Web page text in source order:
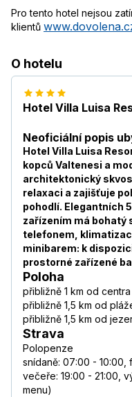
Pro tento hotel nejsou
klientů
O hotelu
Hotel Villa Luisa
Neoficiální popis
Hotel Villa Luisa
kopců Valtenesi a
architektonický
relaxaci a zajišťuje
pohodlí. Elegantních
zařízením má bohatý
telefonem,
minibarem: k
prostorné zařízené
Poloha
přibližně 1 km od centra
přibližně 1,5 km od
přibližně 1,5 km od
Strava
Polopenze
snídaně: 07:00 - 10:00,
večeře: 19:00 - 21:00,
menu)